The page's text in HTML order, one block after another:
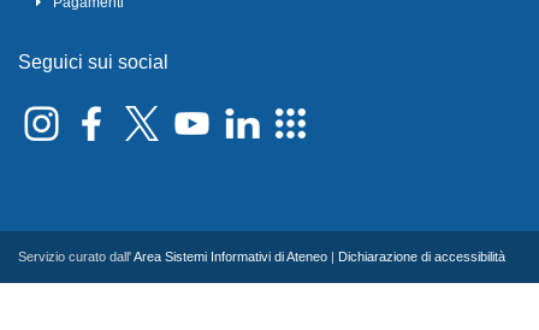
Seguici sui social
Servizio curato dall'Area Sistemi Informativi di Ateneo Dichiarazione di accessibilità